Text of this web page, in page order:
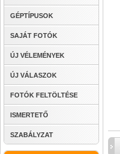
GÉPTÍPUSOK
SAJÁT FOTÓK
ÚJ VÉLEMÉNYEK
ÚJ VÁLASZOK
FOTÓK FELTÖLTÉSE
ISMERTETŐ
SZABÁLYZAT